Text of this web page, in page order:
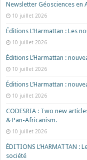
Newsletter Géosciences en
10 juillet 2026
Éditions L’Harmattan : Les
10 juillet 2026
Éditions L’Harmattan :
10 juillet 2026
Éditions L’Harmattan :
10 juillet 2026
CODESRIA : Two new
& Pan-Africanism.
10 juillet 2026
ÉDITIONS L’HARMATTAN
société